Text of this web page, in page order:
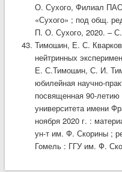
О. Сухого, Филиал
«Сухого» ; под общ.
П. О. Сухого, 2020. –
Тимошин, Е. С.
нейтринных
Е. С.Тимошин, С. И.
юбилейная научно-
посвященная 90-летию
университета имени
ноября 2020 г. :
ун-т им. Ф. Скорины ;
Гомель : ГГУ им. Ф.